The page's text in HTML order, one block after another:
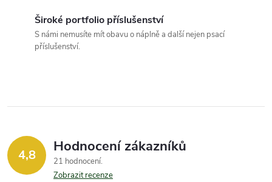
k
y
v
Široké portfolio příslušenství
S námi nemusíte mít obavu o náplně a další nejen psací
příslušenství.
4,8 Hodnocení zákazníků
21 hodnocení
Zobrazit recenze